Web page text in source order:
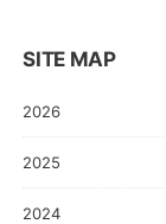
SITE MAP
2026
2025
2024